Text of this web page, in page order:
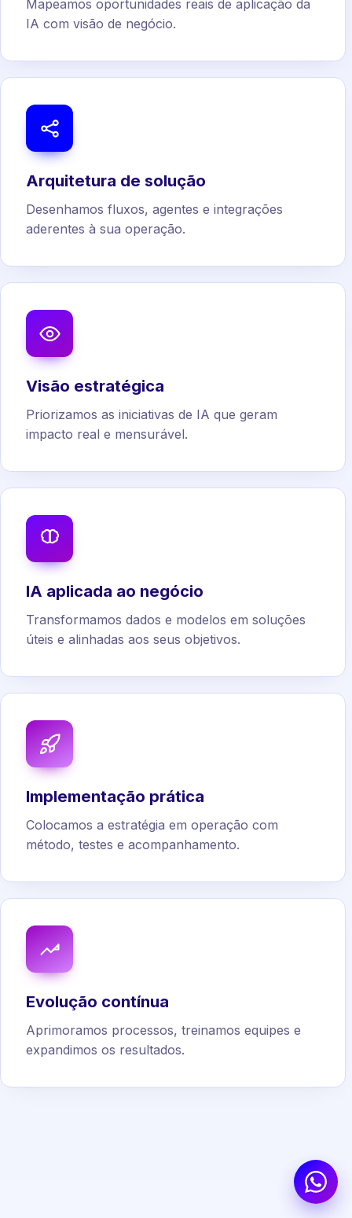
Mapeamos oportunidades reais de aplicação da
IA com visão de negócio.
Arquitetura de solução
Desenhamos fluxos, agentes e integrações
aderentes à sua operação.
Visão estratégica
Priorizamos as iniciativas de IA que geram
impacto real e mensurável.
IA aplicada ao negócio
Transformamos dados e modelos em soluções
úteis e alinhadas aos seus objetivos.
Implementação prática
Colocamos a estratégia em operação com
método, testes e acompanhamento.
Evolução contínua
Aprimoramos processos, treinamos equipes e
expandimos os resultados.